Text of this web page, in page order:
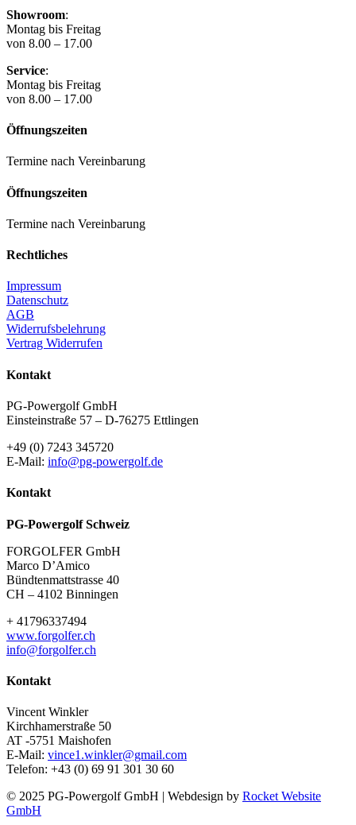
Showroom:
Montag bis Freitag
von 8.00 – 17.00
Service:
Montag bis Freitag
von 8.00 – 17.00
Öffnungszeiten
Termine nach Vereinbarung
Öffnungszeiten
Termine nach Vereinbarung
Rechtliches
Impressum
Datenschutz
AGB
Widerrufsbelehrung
Vertrag Widerrufen
Kontakt
PG-Powergolf GmbH
Einsteinstraße 57 – D-76275 Ettlingen
+49 (0) 7243 345720
E-Mail: info@pg-powergolf.de
Kontakt
PG-Powergolf Schweiz
FORGOLFER GmbH
Marco D’Amico
Bündtenmattstrasse 40
CH – 4102 Binningen
+ 41796337494
www.forgolfer.ch
info@forgolfer.ch
Kontakt
Vincent Winkler
Kirchhamerstraße 50
AT -5751 Maishofen
E-Mail: vince1.winkler@gmail.com
Telefon: +43 (0) 69 91 301 30 60
© 2025 PG-Powergolf GmbH | Webdesign by Rocket Website
GmbH